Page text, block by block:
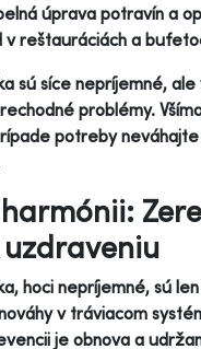
úprava potravín a
v reštauráciách a
sú síce nepríjemné, ale
problémy.
potreby
hoci nepríjemné, sú
v tráviacom
je obnova a